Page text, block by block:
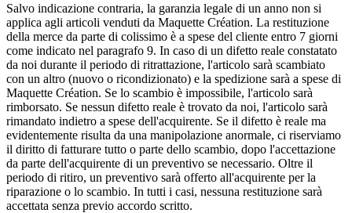
Salvo indicazione contraria, la garanzia legale di un anno non si
applica agli articoli venduti da Maquette Création. La restituzione
della merce da parte di colissimo è a spese del cliente entro 7 giorni
come indicato nel paragrafo 9. In caso di un difetto reale constatato
da noi durante il periodo di ritrattazione, l'articolo sarà scambiato
con un altro (nuovo o ricondizionato) e la spedizione sarà a spese di
Maquette Création. Se lo scambio è impossibile, l'articolo sarà
rimborsato. Se nessun difetto reale è trovato da noi, l'articolo sarà
rimandato indietro a spese dell'acquirente. Se il difetto è reale ma
evidentemente risulta da una manipolazione anormale, ci riserviamo
il diritto di fatturare tutto o parte dello scambio, dopo l'accettazione
da parte dell'acquirente di un preventivo se necessario. Oltre il
periodo di ritiro, un preventivo sarà offerto all'acquirente per la
riparazione o lo scambio. In tutti i casi, nessuna restituzione sarà
accettata senza previo accordo scritto.